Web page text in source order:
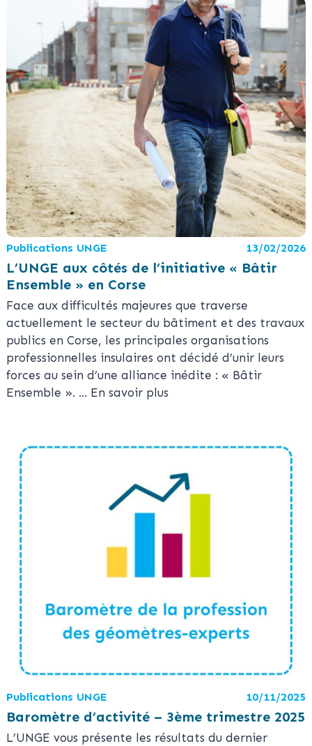
Publications UNGE 13/02/2026
L’UNGE aux côtés de l’initiative « Bâtir
Ensemble » en Corse
Face aux difficultés majeures que traverse
actuellement le secteur du bâtiment et des travaux
publics en Corse, les principales organisations
professionnelles insulaires ont décidé d’unir leurs
forces au sein d’une alliance inédite : « Bâtir
Ensemble ». ... En savoir plus
Publications UNGE 10/11/2025
Baromètre d’activité – 3ème trimestre 2025
L’UNGE vous présente les résultats du dernier